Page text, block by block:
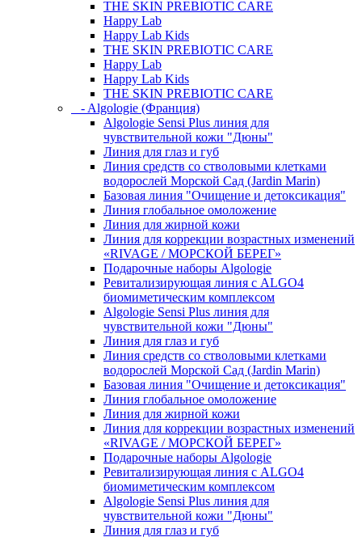
THE SKIN PREBIOTIC CARE
Happy Lab
Happy Lab Kids
THE SKIN PREBIOTIC CARE
Happy Lab
Happy Lab Kids
THE SKIN PREBIOTIC CARE
- Algologie (Франция)
Algologie Sensi Plus линия для
чувcтвительной кожи "Дюны"
Линия для глаз и губ
Линия средств со стволовыми клетками
водорослей Морской Сад (Jardin Marin)
Базовая линия "Очищение и детоксикация"
Линия глобальное омоложение
Линия для жирной кожи
Линия для коррекции возрастных изменений
«RIVAGE / МОРСКОЙ БЕРЕГ»
Подарочные наборы Algologie
Ревитализирующая линия с ALGO4
биомиметическим комплексом
Algologie Sensi Plus линия для
чувcтвительной кожи "Дюны"
Линия для глаз и губ
Линия средств со стволовыми клетками
водорослей Морской Сад (Jardin Marin)
Базовая линия "Очищение и детоксикация"
Линия глобальное омоложение
Линия для жирной кожи
Линия для коррекции возрастных изменений
«RIVAGE / МОРСКОЙ БЕРЕГ»
Подарочные наборы Algologie
Ревитализирующая линия с ALGO4
биомиметическим комплексом
Algologie Sensi Plus линия для
чувcтвительной кожи "Дюны"
Линия для глаз и губ